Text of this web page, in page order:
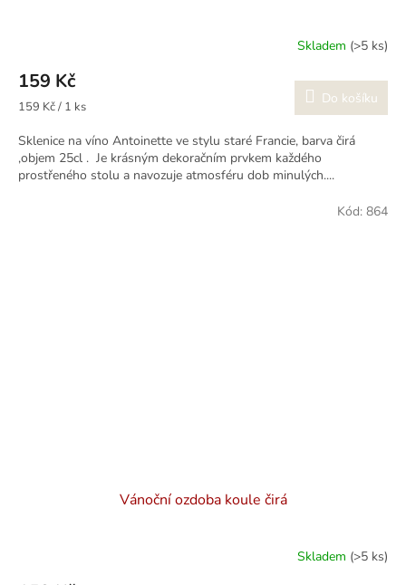
Skladem (>5 ks)
159 Kč
Měrná
159 Kč / 1 ks Do košíku
Sklenice na víno Antoinette ve stylu staré Francie, barva čirá
,objem 25cl . Je krásným dekoračním prvkem každého
prostřeného stolu a navozuje atmosféru dob minulých....
Vánoční ozdoba koule čirá
Skladem (>5 ks)
Kód: 864